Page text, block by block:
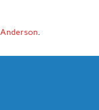
Anderson